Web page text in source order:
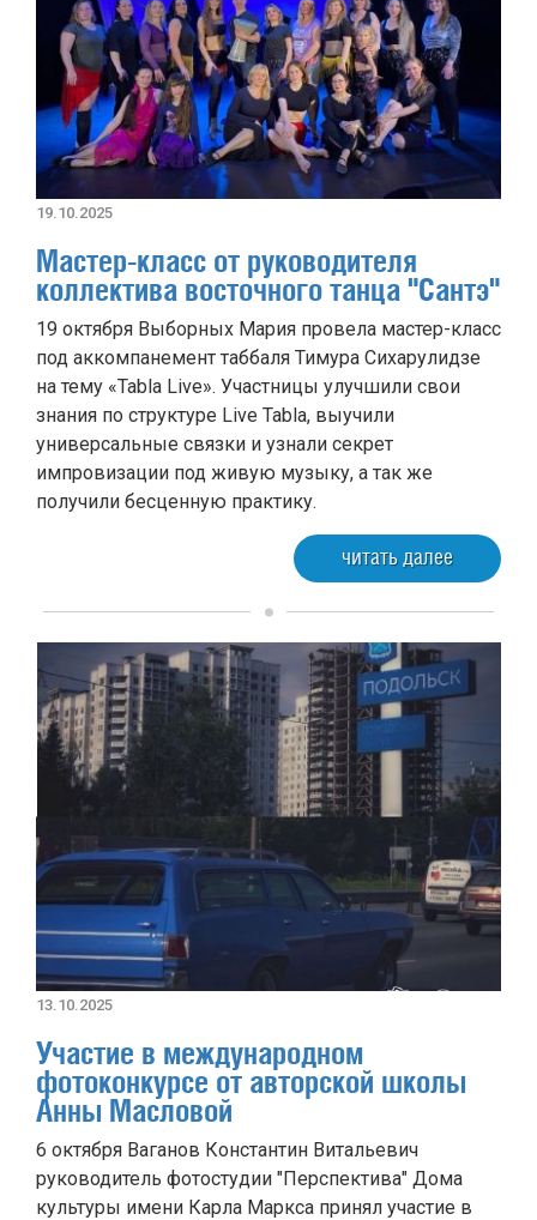
19.10.2025
Мастер-класс от руководителя
коллектива восточного танца "Сантэ"
19 октября Выборных Мария провела мастер-класс
под аккомпанемент таббаля Тимура Сихарулидзе
на тему «Tabla Live». Участницы улучшили свои
знания по структуре Live Tabla, выучили
универсальные связки и узнали секрет
импровизации под живую музыку, а так же
получили бесценную практику.
читать далее
13.10.2025
Участие в международном
фотоконкурсе от авторской школы
Анны Масловой
6 октября Ваганов Константин Витальевич
руководитель фотостудии "Перспектива" Дома
культуры имени Карла Маркса принял участие в